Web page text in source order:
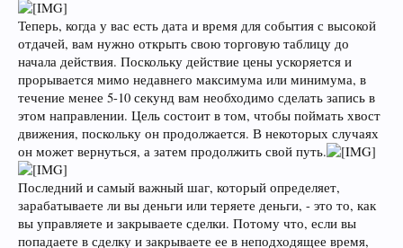
Теперь, когда у вас есть дата и время для события с высокой
отдачей, вам нужно открыть свою торговую таблицу до
начала действия. Поскольку действие цены ускоряется и
прорывается мимо недавнего максимума или минимума, в
течение менее 5-10 секунд вам необходимо сделать запись в
этом направлении. Цель состоит в том, чтобы поймать хвост
движения, поскольку он продолжается. В некоторых случаях
он может вернуться, а затем продолжить свой путь.
Последний и самый важный шаг, который определяет,
зарабатываете ли вы деньги или теряете деньги, - это то, как
вы управляете и закрываете сделки. Потому что, если вы
попадаете в сделку и закрываете ее в неподходящее время,